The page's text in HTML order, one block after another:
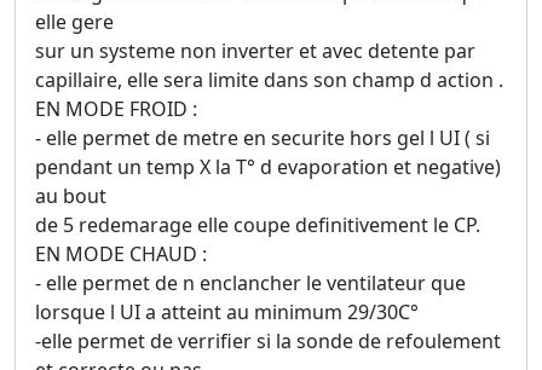
elle gere
sur un systeme non inverter et avec detente par
capillaire, elle sera limite dans son champ d action .
EN MODE FROID :
- elle permet de metre en securite hors gel l UI ( si
pendant un temp X la T° d evaporation et negative)
au bout
de 5 redemarage elle coupe definitivement le CP.
EN MODE CHAUD :
- elle permet de n enclancher le ventilateur que
lorsque l UI a atteint au minimum 29/30C°
-elle permet de verrifier si la sonde de refoulement